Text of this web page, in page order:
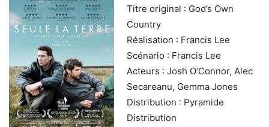
Titre original : God’s Own
Country
Réalisation : Francis Lee
Scénario : Francis Lee
Acteurs : Josh O’Connor, Alec
Secareanu, Gemma Jones
Distribution : Pyramide
Distribution